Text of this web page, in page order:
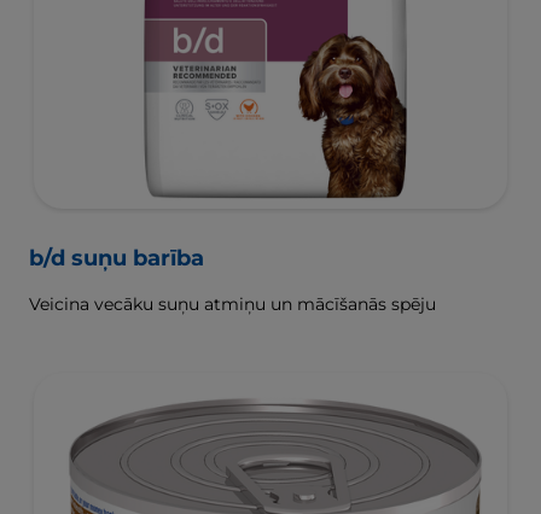
b/d suņu barība
Veicina vecāku suņu atmiņu un mācīšanās spēju